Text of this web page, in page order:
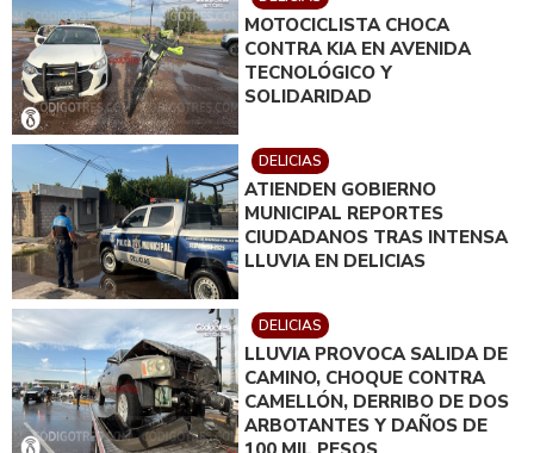
MOTOCICLISTA CHOCA
CONTRA KIA EN AVENIDA
TECNOLÓGICO Y
SOLIDARIDAD
DELICIAS
ATIENDEN GOBIERNO
MUNICIPAL REPORTES
CIUDADANOS TRAS INTENSA
LLUVIA EN DELICIAS
DELICIAS
LLUVIA PROVOCA SALIDA DE
CAMINO, CHOQUE CONTRA
CAMELLÓN, DERRIBO DE DOS
ARBOTANTES Y DAÑOS DE